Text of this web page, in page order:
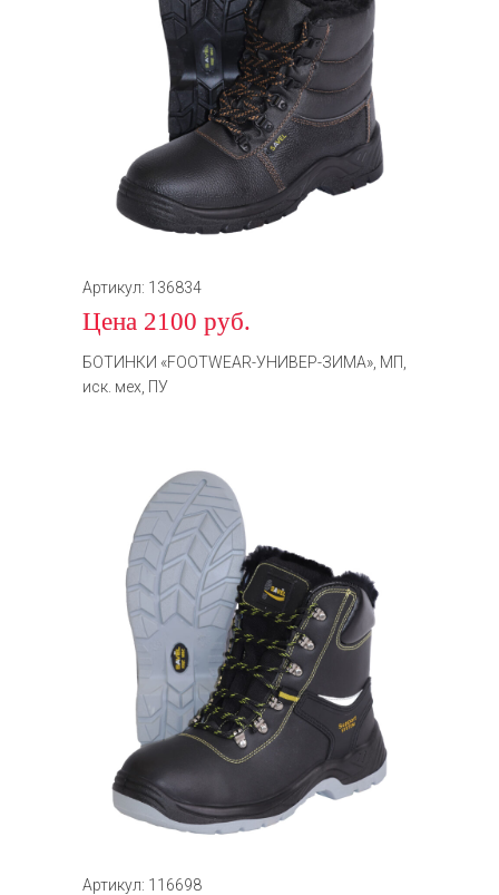
Артикул: 136834
Цена 2100 руб.
БОТИНКИ «FOOTWEAR-УНИВЕР-ЗИМА», МП,
иск. мех, ПУ
Артикул: 116698